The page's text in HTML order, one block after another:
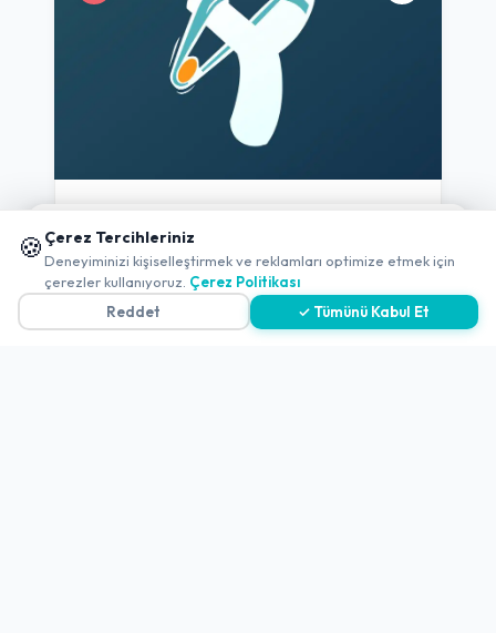
Sun Brothers Pizza Aksaray
Açık 5.0 (179 Değerlendirme)
🍪 Çerez Tercihleriniz
Deneyiminizi kişiselleştirmek ve reklamları optimize etmek için
çerezler kullanıyoruz. Çerez Politikası
Reddet
✓ Tümünü Kabul Et
📱 Mobil uygulamamızı keşfedin!
✖